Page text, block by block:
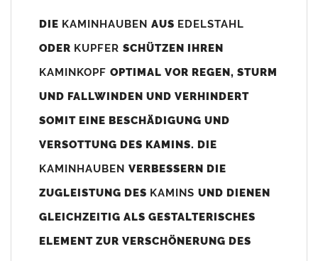
800mm x 740-800mm angefertigt (siehe Bild/Zeichnung unten).
angefertigt werden (bitte anfragen).
(siehe Bild/Zeichnung unten) angefertigt. Sollten die Bohrungen
nicht passen dann bitte "ohne"Bohrungen (Auswahlfeld)
bis 500mm Kaminbreite: Abstand vom Kaminrand ca.
80mm
DIE KAMINHAUBEN AUS EDELSTAHL
ODER KUPFER SCHÜTZEN IHREN
KAMINKOPF OPTIMAL VOR REGEN, STURM
UND FALLWINDEN UND VERHINDERT
SOMIT EINE BESCHÄDIGUNG UND
VERSOTTUNG DES KAMINS. DIE
KAMINHAUBEN VERBESSERN DIE
ZUGLEISTUNG DES KAMINS UND DIENEN
GLEICHZEITIG ALS GESTALTERISCHES
ELEMENT ZUR VERSCHÖNERUNG DES